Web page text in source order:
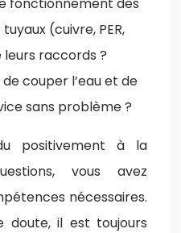
(cuivre, PER,
raccords ?
couper l’eau et de
sans problème ?
positivement à la
vous avez
nécessaires.
doute, il est toujours